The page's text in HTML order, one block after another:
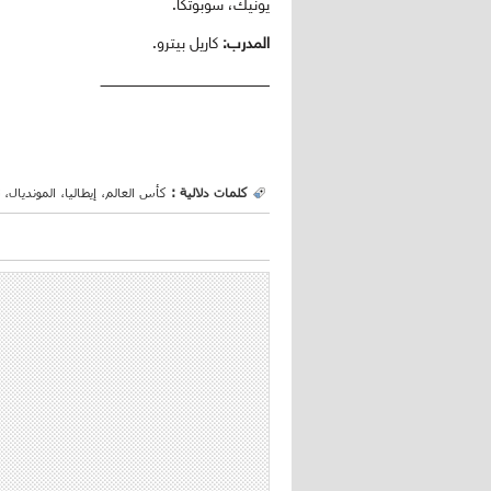
يونيك، سوبوتكا.
المدرب: كاريل بيترو.
ـــــــــــــــــــــــــــــــــــــــــــــــــــــــــــــــــــــــــــــ
كلمات دلالية : كأس العالم، إيطاليا،